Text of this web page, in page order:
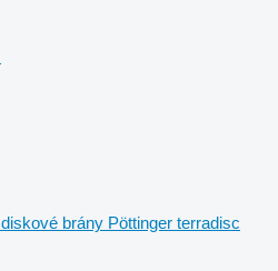
diskové brány Pöttinger terradisc